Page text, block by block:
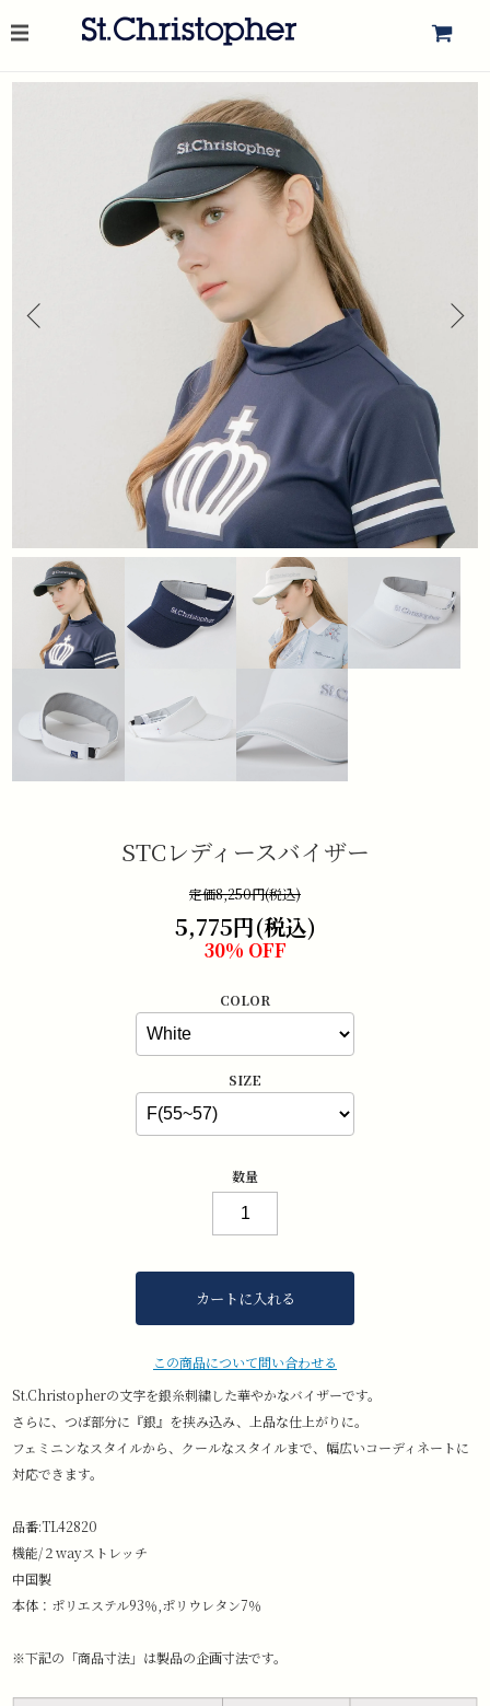
STCレディースバイザー
定価8,250円(税込)
5,775円(税込)
30% OFF
COLOR
SIZE
数量
カートに入れる
この商品について問い合わせる
St.Christopherの文字を銀糸刺繍した華やかなバイザーです。
さらに、つば部分に『銀』を挟み込み、上品な仕上がりに。
フェミニンなスタイルから、クールなスタイルまで、幅広いコーディネートに
対応できます。
品番:TL42820
機能/２wayストレッチ
中国製
本体：ポリエステル93％,ポリウレタン7％
※下記の「商品寸法」は製品の企画寸法です。